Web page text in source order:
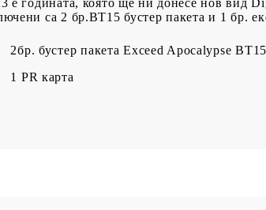
е годината, която ще ни донесе нов вид
са 2 бр.BT15 бустер пакета и 1 бр.
2бр. бустер пакета Exceed Apocalypse BT15
1 PR карта